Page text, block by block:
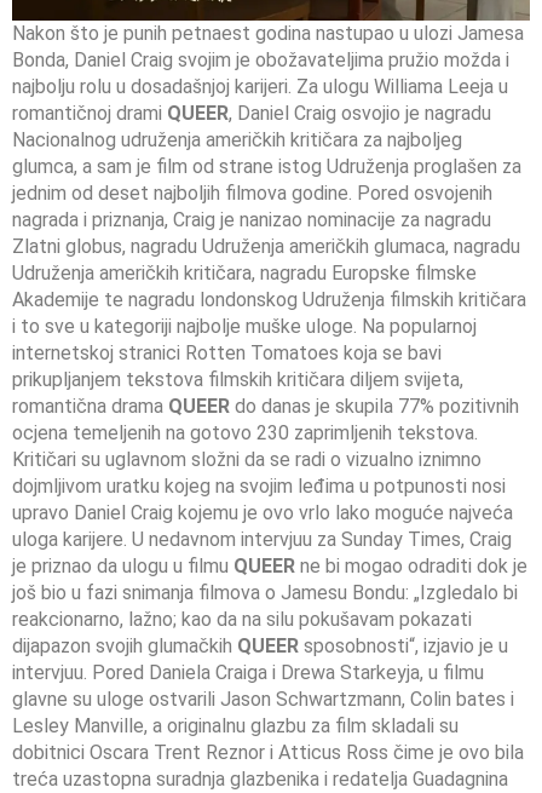
Nakon što je punih petnaest godina nastupao u ulozi Jamesa
Bonda, Daniel Craig svojim je obožavateljima pružio možda i
najbolju rolu u dosadašnjoj karijeri. Za ulogu Williama Leeja u
romantičnoj drami QUEER, Daniel Craig osvojio je nagradu
Nacionalnog udruženja američkih kritičara za najboljeg
glumca, a sam je film od strane istog Udruženja proglašen za
jednim od deset najboljih filmova godine. Pored osvojenih
nagrada i priznanja, Craig je nanizao nominacije za nagradu
Zlatni globus, nagradu Udruženja američkih glumaca, nagradu
Udruženja američkih kritičara, nagradu Europske filmske
Akademije te nagradu londonskog Udruženja filmskih kritičara
i to sve u kategoriji najbolje muške uloge. Na popularnoj
internetskoj stranici Rotten Tomatoes koja se bavi
prikupljanjem tekstova filmskih kritičara diljem svijeta,
romantična drama QUEER do danas je skupila 77% pozitivnih
ocjena temeljenih na gotovo 230 zaprimljenih tekstova.
Kritičari su uglavnom složni da se radi o vizualno iznimno
dojmljivom uratku kojeg na svojim leđima u potpunosti nosi
upravo Daniel Craig kojemu je ovo vrlo lako moguće najveća
uloga karijere. U nedavnom intervjuu za Sunday Times, Craig
je priznao da ulogu u filmu QUEER ne bi mogao odraditi dok je
još bio u fazi snimanja filmova o Jamesu Bondu: „Izgledalo bi
reakcionarno, lažno; kao da na silu pokušavam pokazati
dijapazon svojih glumačkih QUEER sposobnosti“, izjavio je u
intervjuu. Pored Daniela Craiga i Drewa Starkeyja, u filmu
glavne su uloge ostvarili Jason Schwartzmann, Colin bates i
Lesley Manville, a originalnu glazbu za film skladali su
dobitnici Oscara Trent Reznor i Atticus Ross čime je ovo bila
treća uzastopna suradnja glazbenika i redatelja Guadagnina